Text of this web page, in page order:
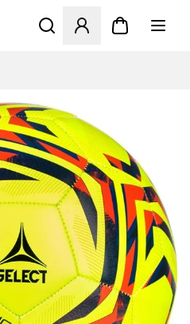
Åbner en Modal til at